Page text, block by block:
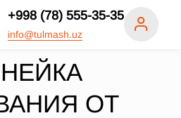
+998 (78) 555-35-35
info@tulmash.uz
ОТ